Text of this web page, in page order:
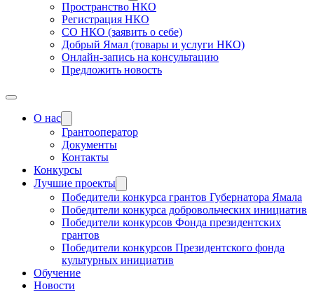
Пространство НКО
Регистрация НКО
СО НКО (заявить о себе)
Добрый Ямал (товары и услуги НКО)
Онлайн-запись на консультацию
Предложить новость
О нас
Грантооператор
Документы
Контакты
Конкурсы
Лучшие проекты
Победители конкурса грантов Губернатора Ямала
Победители конкурса добровольческих инициатив
Победители конкурсов Фонда президентских
грантов
Победители конкурсов Президентского фонда
культурных инициатив
Обучение
Новости